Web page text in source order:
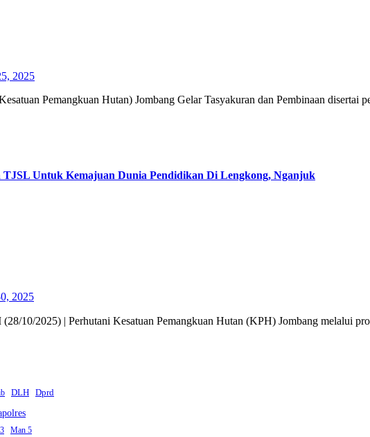
2025
Untuk Kemajuan Dunia Pendidikan Di Lengkong, Nganjuk
2025
DLH Dprd
Man 5